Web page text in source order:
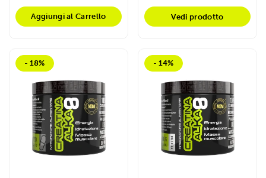
Aggiungi al Carrello Vedi prodotto
- 18% - 14%